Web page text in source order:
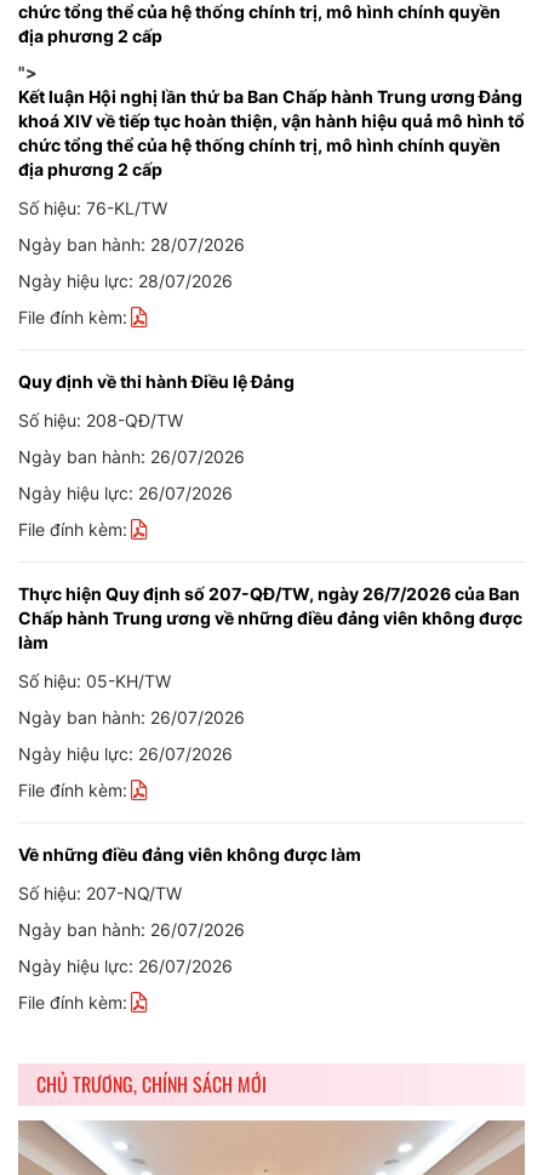
chức tổng thể của hệ thống chính trị, mô hình chính quyền
địa phương 2 cấp
">
Kết luận Hội nghị lần thứ ba Ban Chấp hành Trung ương Đảng
khoá XIV về tiếp tục hoàn thiện, vận hành hiệu quả mô hình tổ
chức tổng thể của hệ thống chính trị, mô hình chính quyền
địa phương 2 cấp
Số hiệu: 76-KL/TW
Ngày ban hành: 28/07/2026
Ngày hiệu lực: 28/07/2026
File đính kèm:
Quy định về thi hành Điều lệ Đảng
Số hiệu: 208-QĐ/TW
Ngày ban hành: 26/07/2026
Ngày hiệu lực: 26/07/2026
File đính kèm:
Thực hiện Quy định số 207-QĐ/TW, ngày 26/7/2026 của Ban
Chấp hành Trung ương về những điều đảng viên không được
làm
Số hiệu: 05-KH/TW
Ngày ban hành: 26/07/2026
Ngày hiệu lực: 26/07/2026
File đính kèm:
Về những điều đảng viên không được làm
Số hiệu: 207-NQ/TW
Ngày ban hành: 26/07/2026
Ngày hiệu lực: 26/07/2026
File đính kèm:
CHỦ TRƯƠNG, CHÍNH SÁCH MỚI